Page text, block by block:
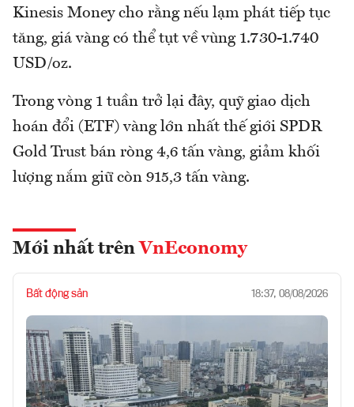
Kinesis Money cho rằng nếu lạm phát tiếp tục
tăng, giá vàng có thể tụt về vùng 1.730-1.740
USD/oz.
Trong vòng 1 tuần trở lại đây, quỹ giao dịch
hoán đổi (ETF) vàng lớn nhất thế giới SPDR
Gold Trust bán ròng 4,6 tấn vàng, giảm khối
lượng nắm giữ còn 915,3 tấn vàng.
Mới nhất trên VnEconomy
Bất động sản 18:37, 08/08/2026